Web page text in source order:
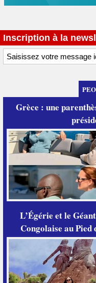
Inscription à la
Grèce : une
L’Égérie et le
Congolaise au